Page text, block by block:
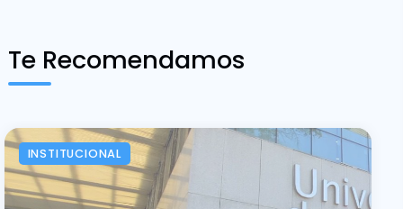
Te Recomendamos
INSTITUCIONAL